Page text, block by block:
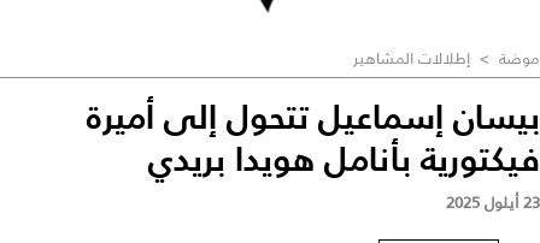
موضة > إطلالات المشاهير
بيسان إسماعيل تتحول إلى أميرة
فيكتورية بأنامل هويدا بريدي
23 أيلول 2025